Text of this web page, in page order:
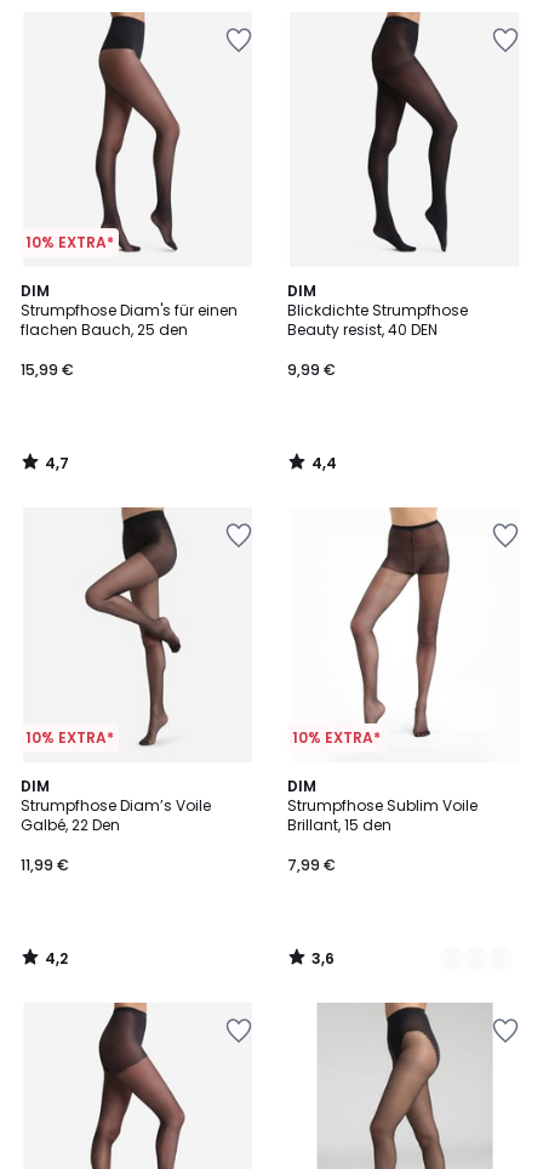
10% EXTRA*
DIM
Strumpfhose Diam's für einen
flachen Bauch, 25 den
15,99 €
4,7
/ 5
4,7
/
DIM
Blickdichte Strumpfhose
Beauty resist, 40 DEN
9,99 €
4,4
/ 5
4,4
/
10% EXTRA*
DIM
Strumpfhose Diam’s Voile
Galbé, 22 Den
11,99 €
4,2
/ 5
4,2
/
10% EXTRA*
DIM
Strumpfhose Sublim Voile
Brillant, 15 den
7,99 €
3,6
/ 5
3
Farben
3,6
/